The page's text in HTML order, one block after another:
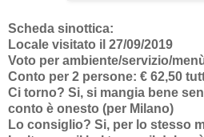
Scheda sinottica:
Locale visitato il 27/09/2019
Voto per ambiente/servizio/
Conto per 2 persone: € 62,50
Ci torno? Si, si mangia bene
conto è onesto (per Milano)
Lo consiglio? Si, per lo stesso